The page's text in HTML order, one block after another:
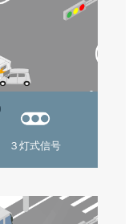
３灯式信号